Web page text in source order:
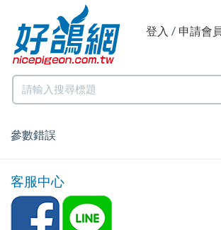
登入 / 申請會
參數錯誤
客服中心